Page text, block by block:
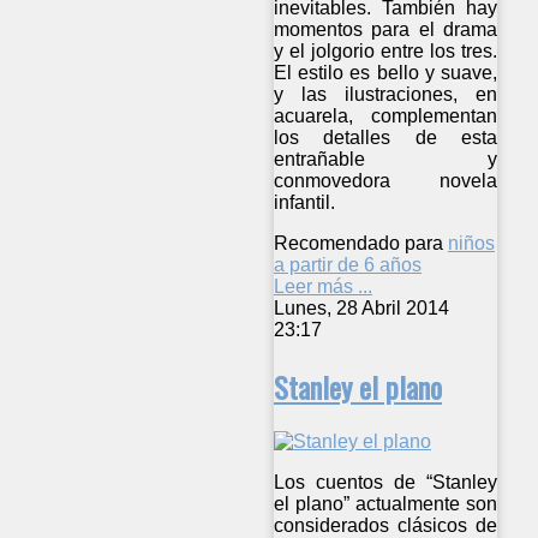
inevitables. También hay
momentos para el drama
y el jolgorio entre los tres.
El estilo es bello y suave,
y las ilustraciones, en
acuarela, complementan
los detalles de esta
entrañable y
conmovedora novela
infantil.
Recomendado para niños
a partir de 6 años
Leer más ...
Lunes, 28 Abril 2014
23:17
Stanley el plano
Los cuentos de “Stanley
el plano” actualmente son
considerados clásicos de